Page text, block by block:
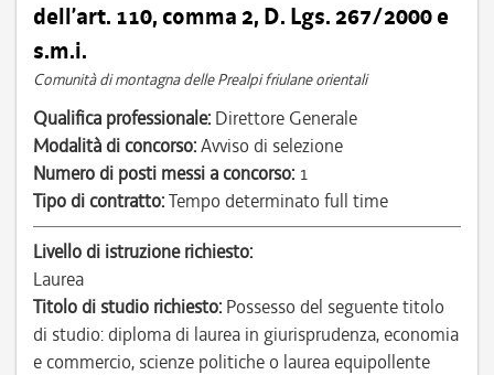
dell’art. 110, comma 2, D. Lgs. 267/2000 e
s.m.i.
Comunità di montagna delle Prealpi friulane orientali
Qualifica professionale: Direttore Generale
Modalità di concorso:Avviso di selezione
Numero di posti messi a concorso: 1
Tipo di contratto:Tempo determinato full time
Livello di istruzione richiesto:
Laurea
Titolo di studio richiesto: Possesso del seguente titolo
di studio: diploma di laurea in giurisprudenza, economia
e commercio, scienze politiche o laurea equipollente